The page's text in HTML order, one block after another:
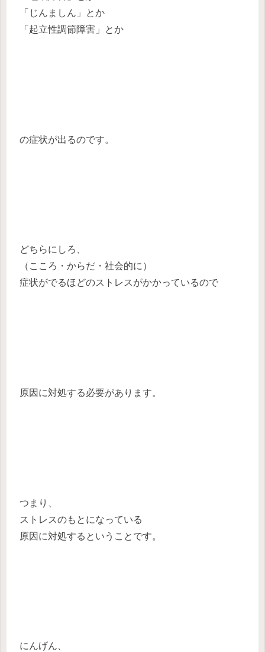
「じんましん」とか
「起立性調節障害」とか
の症状が出るのです。
どちらにしろ、
（こころ・からだ・社会的に）
症状がでるほどのストレスがかかっているので
原因に対処する必要があります。
つまり、
ストレスのもとになっている
原因に対処するということです。
にんげん、